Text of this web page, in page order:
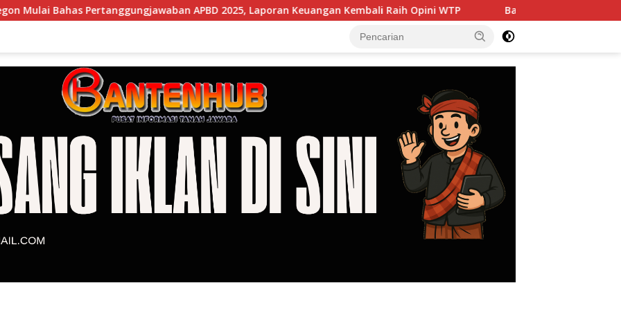
Pertanggungjawaban APBD 2025, Laporan Keuangan Kembali Raih Opini WTP Banjir hingga PJU Harus Jadi Prioritas,